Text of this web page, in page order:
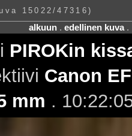
15022/47316)
alkuun. edellinen kuva.
PIROKin
Canon
mm .